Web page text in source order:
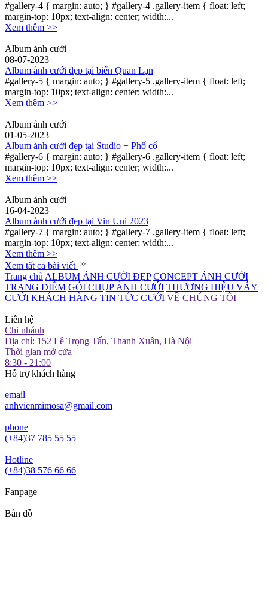
#gallery-4 { margin: auto; } #gallery-4 .gallery-item { float: left;
margin-top: 10px; text-align: center; width:...
Xem thêm >>
Album ảnh cưới
08-07-2023
Album ảnh cưới đẹp tại biển Quan Lạn
#gallery-5 { margin: auto; } #gallery-5 .gallery-item { float: left;
margin-top: 10px; text-align: center; width:...
Xem thêm >>
Album ảnh cưới
01-05-2023
Album ảnh cưới đẹp tại Studio + Phố cổ
#gallery-6 { margin: auto; } #gallery-6 .gallery-item { float: left;
margin-top: 10px; text-align: center; width:...
Xem thêm >>
Album ảnh cưới
16-04-2023
Album ảnh cưới đẹp tại Vin Uni 2023
#gallery-7 { margin: auto; } #gallery-7 .gallery-item { float: left;
margin-top: 10px; text-align: center; width:...
Xem thêm >>
Xem tất cả bài viết
Trang chủ ALBUM ẢNH CƯỚI ĐẸP CONCEPT ẢNH CƯỚI
TRANG ĐIỂM GÓI CHỤP ẢNH CƯỚI THƯƠNG HIỆU VÁY
CƯỚI KHÁCH HÀNG TIN TỨC CƯỚI VỀ CHÚNG TÔI
Liên hệ
Chi nhánh
Địa chỉ: 152 Lê Trọng Tấn, Thanh Xuân, Hà Nội
Thời gian mở cửa
8:30 - 21:00
Hỗ trợ khách hàng
email
anhvienmimosa@gmail.com
phone
(+84)37 785 55 55
Hotline
(+84)38 576 66 66
Fanpage
Bản đồ